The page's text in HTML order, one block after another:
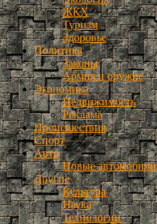
ЖКХ
Туризм
Здоровье
Политика
Законы
Армия и оружие
Экономика
Недвижимость
Реклама
Происшествия
Спорт
Авто
Новые автомобили
Другие
Культура
Наука
Технологии